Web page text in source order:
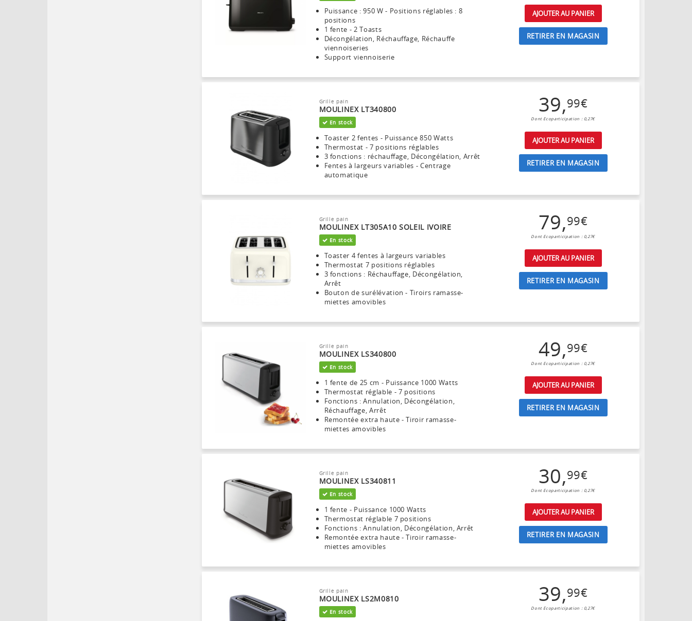
Puissance : 950 W - Positions réglables : 8
positions
1 fente - 2 Toasts
Décongélation, Réchauffage, Réchauffe
viennoiseries
Support viennoiserie
AJOUTER AU PANIER
RETIRER EN MAGASIN
Grille pain
MOULINEX LT340800
En stock
Toaster 2 fentes - Puissance 850 Watts
Thermostat - 7 positions réglables
3 fonctions : réchauffage, Décongélation, Arrêt
Fentes à largeurs variables - Centrage
automatique
39,99€
Dont Ecoparticipation : 0,27€
AJOUTER AU PANIER
RETIRER EN MAGASIN
Grille pain
MOULINEX LT305A10 SOLEIL IVOIRE
En stock
Toaster 4 fentes à largeurs variables
Thermostat 7 positions réglables
3 fonctions : Réchauffage, Décongélation,
Arrêt
Bouton de surélévation - Tiroirs ramasse-
miettes amovibles
79,99€
Dont Ecoparticipation : 0,27€
AJOUTER AU PANIER
RETIRER EN MAGASIN
Grille pain
MOULINEX LS340800
En stock
1 fente de 25 cm - Puissance 1000 Watts
Thermostat réglable - 7 positions
Fonctions : Annulation, Décongélation,
Réchauffage, Arrêt
Remontée extra haute - Tiroir ramasse-
miettes amovibles
49,99€
Dont Ecoparticipation : 0,27€
AJOUTER AU PANIER
RETIRER EN MAGASIN
Grille pain
MOULINEX LS340811
En stock
1 fente - Puissance 1000 Watts
Thermostat réglable 7 positions
Fonctions : Annulation, Décongélation, Arrêt
Remontée extra haute - Tiroir ramasse-
miettes amovibles
30,99€
Dont Ecoparticipation : 0,27€
AJOUTER AU PANIER
RETIRER EN MAGASIN
Grille pain
MOULINEX LS2M0810
En stock
39,99€
Dont Ecoparticipation : 0,27€